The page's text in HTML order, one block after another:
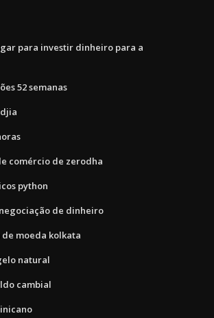
para investir dinheiro para a
52 semanas
comércio de zerodha
python
de dinheiro
moeda kolkata
natural
cambial